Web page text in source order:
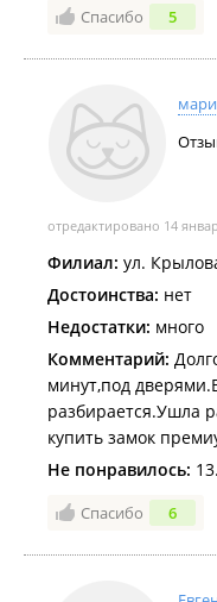
Спасибо 5
отредактировано 14
Филиал: ул.
Достоинства: нет
Недостатки: много
Комментарий:
минут,под
разбирается.Ушла
купить замок
Не понравилось:
Спасибо 6